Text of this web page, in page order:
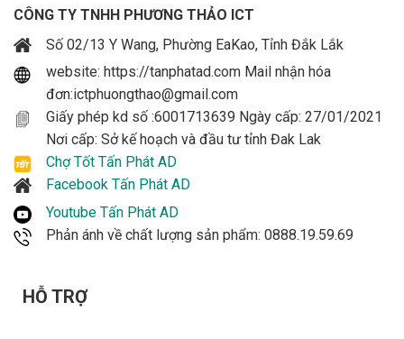
CÔNG TY TNHH PHƯƠNG THẢO ICT
Số 02/13 Y Wang, Phường EaKao, Tỉnh Đắk Lắk
website: https://tanphatad.com Mail nhận hóa
đơn:ictphuongthao@gmail.com
Giấy phép kd số :6001713639 Ngày cấp: 27/01/2021
Nơi cấp: Sở kế hoạch và đầu tư tỉnh Đak Lak
Chợ Tốt Tấn Phát AD
Facebook Tấn Phát AD
Youtube Tấn Phát AD
Phản ánh về chất lượng sản phẩm: 0888.19.59.69
HỖ TRỢ